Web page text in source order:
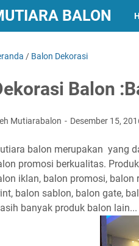
BALON
/ Balon Dekorasi
Balon
Mutiarabalon Desember 15,
balon merupakan yang
promosi berkualitas.
iklan, balon promosi, balon
balon sablon, balon gate,
banyak produk balon lain...